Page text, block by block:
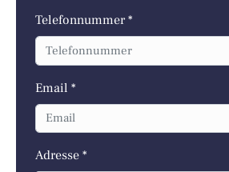
Telefonnummer *
Email *
Adresse *